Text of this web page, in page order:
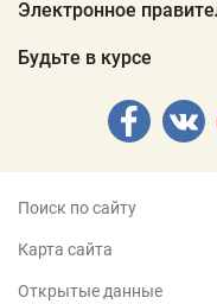
Электронное
Будьте в курсе
Поиск по сайту
Карта сайта
Открытые данные